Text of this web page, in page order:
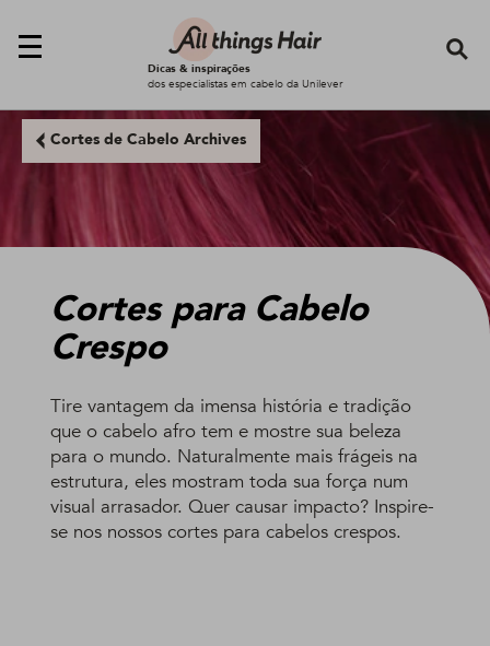
Dicas & inspirações
dos especialistas em cabelo da Unilever
Cortes de Cabelo Archives
Cortes para Cabelo
Crespo
Tire vantagem da imensa história e tradição
que o cabelo afro tem e mostre sua beleza
para o mundo. Naturalmente mais frágeis na
estrutura, eles mostram toda sua força num
visual arrasador. Quer causar impacto? Inspire-
se nos nossos cortes para cabelos crespos.